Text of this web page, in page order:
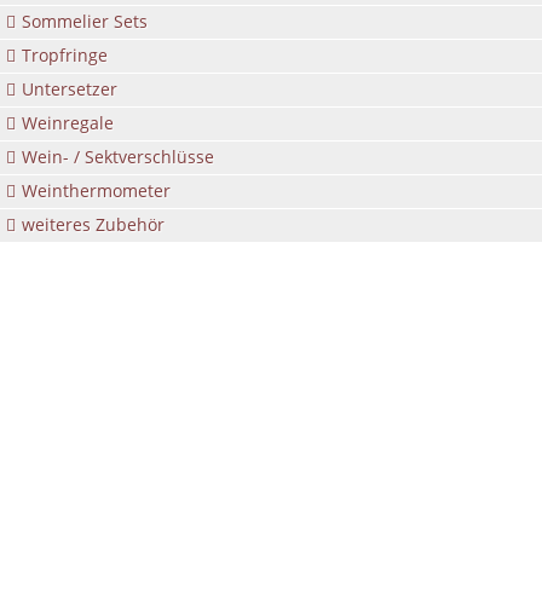
Sommelier Sets
Tropfringe
Untersetzer
Weinregale
Wein- / Sektverschlüsse
Weinthermometer
weiteres Zubehör